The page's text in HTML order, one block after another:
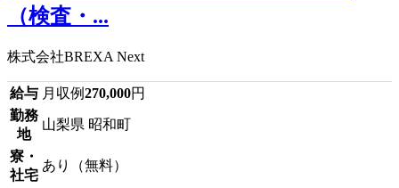
（検査・...
株式会社BREXA Next
給与 月収例270,000円
勤務
地
山梨県 昭和町
寮・
社宅
あり（無料）